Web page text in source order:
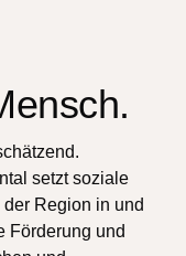
setzt soziale
Region in und
Förderung und